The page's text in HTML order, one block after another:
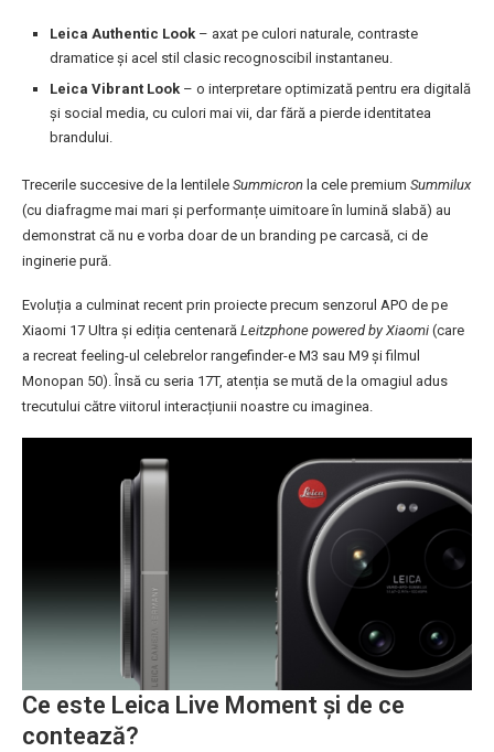
Leica Authentic Look – axat pe culori naturale, contraste
dramatice și acel stil clasic recognoscibil instantaneu.
Leica Vibrant Look – o interpretare optimizată pentru era digitală
și social media, cu culori mai vii, dar fără a pierde identitatea
brandului.
Trecerile succesive de la lentilele Summicron la cele premium Summilux
(cu diafragme mai mari și performanțe uimitoare în lumină slabă) au
demonstrat că nu e vorba doar de un branding pe carcasă, ci de
inginerie pură.
Evoluția a culminat recent prin proiecte precum senzorul APO de pe
Xiaomi 17 Ultra și ediția centenară Leitzphone powered by Xiaomi (care
a recreat feeling-ul celebrelor rangefinder-e M3 sau M9 și filmul
Monopan 50). Însă cu seria 17T, atenția se mută de la omagiul adus
trecutului către viitorul interacțiunii noastre cu imaginea.
Ce este Leica Live Moment și de ce
contează?